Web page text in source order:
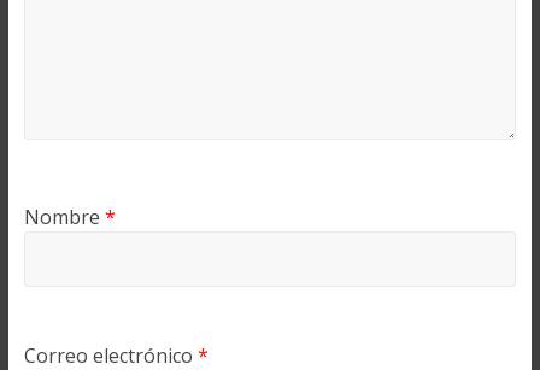
Nombre *
Correo electrónico *